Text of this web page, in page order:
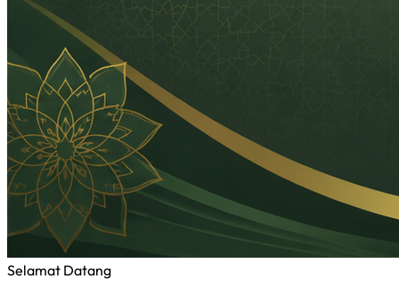
Selamat Datang